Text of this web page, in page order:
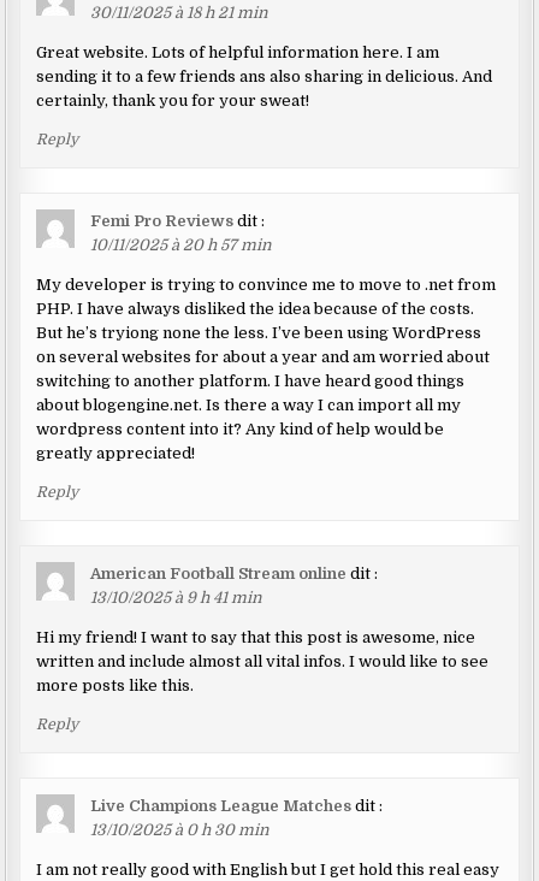
30/11/2025 à 18 h 21 min
Great website. Lots of helpful information here. I am
sending it to a few friends ans also sharing in delicious. And
certainly, thank you for your sweat!
Reply
Femi Pro Reviews dit :
10/11/2025 à 20 h 57 min
My developer is trying to convince me to move to .net from
PHP. I have always disliked the idea because of the costs.
But he’s tryiong none the less. I’ve been using WordPress
on several websites for about a year and am worried about
switching to another platform. I have heard good things
about blogengine.net. Is there a way I can import all my
wordpress content into it? Any kind of help would be
greatly appreciated!
Reply
American Football Stream online dit :
13/10/2025 à 9 h 41 min
Hi my friend! I want to say that this post is awesome, nice
written and include almost all vital infos. I would like to see
more posts like this.
Reply
Live Champions League Matches dit :
13/10/2025 à 0 h 30 min
I am not really good with English but I get hold this real easy